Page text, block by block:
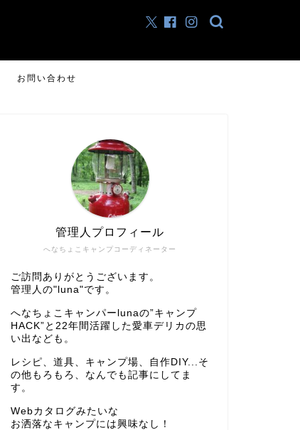
お問い合わせ
へなちょこキャンプコーディネーター
管理人プロフィール
ご訪問ありがとうございます。
管理人の"luna"です。
へなちょこキャンパーlunaの”キャンプ
HACK”と22年間活躍した愛車デリカの思
い出なども。
レシピ、道具、キャンプ場、自作DIY...そ
の他もろもろ、なんでも記事にしてま
す。
Webカタログみたいな
お洒落なキャンプには興味なし！